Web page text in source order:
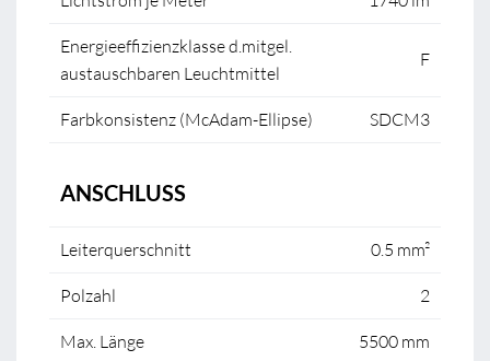
Energieeffizienzklasse d.mitgel.
austauschbaren Leuchtmittel
F
Farbkonsistenz (McAdam-Ellipse) SDCM3
ANSCHLUSS
Leiterquerschnitt 0.5 mm²
Polzahl 2
Max. Länge 5500 mm